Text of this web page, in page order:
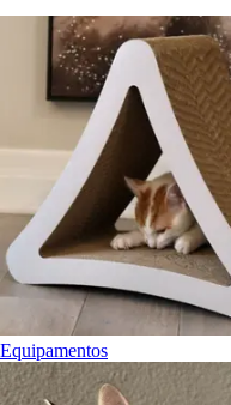
Equipamentos